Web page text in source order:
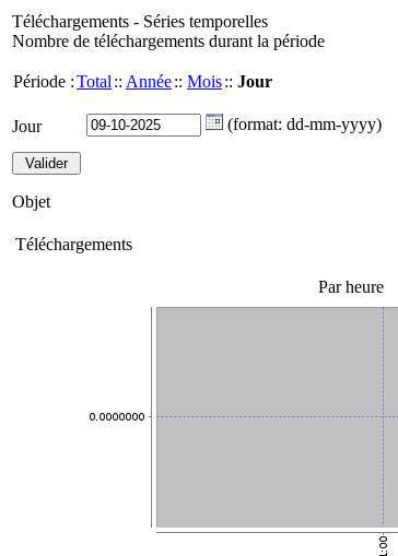
Téléchargements - Séries temporelles
Nombre de téléchargements durant la période
Période :Total :: Année:: Mois:: Jour
Jour (format: dd-mm-yyyy)
Objet
Téléchargements
Par heure